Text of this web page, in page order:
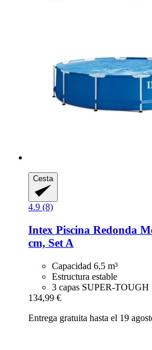
Cesta
4.9 (8)
Intex Piscina Redonda
cm, Set A
Capacidad 6,5 m³
Estructura estable
3 capas SUPER-TOUGH
134,99 €
Entrega gratuita hasta el 19